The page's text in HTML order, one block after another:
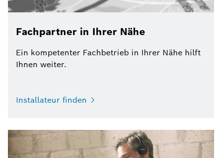
Fachpartner in Ihrer Nähe
Ein kompetenter Fachbetrieb in Ihrer Nähe hilft
Ihnen weiter.
Installateur finden